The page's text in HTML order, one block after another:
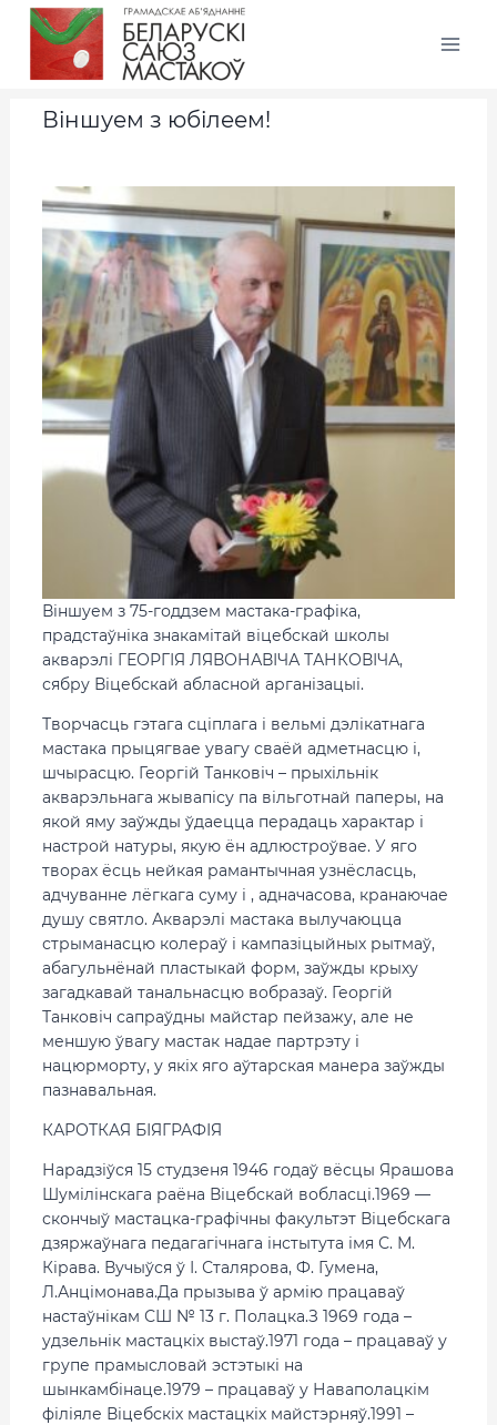
Віншуем з юбілеем!
Віншуем з 75-годдзем мастака-графіка,
прадстаўніка знакамітай віцебскай школы
акварэлі ГЕОРГІЯ ЛЯВОНАВІЧА ТАНКОВІЧА,
сябру Віцебскай абласной арганізацыі.
Творчасць гэтага сціплага і вельмі дэлікатнага
мастака прыцягвае увагу сваёй адметнасцю і,
шчырасцю. Георгій Танковіч – прыхільнік
акварэльнага жывапісу па вільготнай паперы, на
якой яму заўжды ўдаецца перадаць характар і
настрой натуры, якую ён адлюстроўвае. У яго
творах ёсць нейкая рамантычная узнёсласць,
адчуванне лёгкага суму і , адначасова, кранаючае
душу святло. Акварэлі мастака вылучаюцца
стрыманасцю колераў і кампазіцыйных рытмаў,
абагульнёнай пластыкай форм, заўжды крыху
загадкавай танальнасцю вобразаў. Георгій
Танковіч сапраўдны майстар пейзажу, але не
меншую ўвагу мастак надае партрэту і
нацюрморту, у якіх яго аўтарская манера заўжды
пазнавальная.
КАРОТКАЯ БІЯГРАФІЯ
Нарадзіўся 15 студзеня 1946 годаў вёсцы Ярашова
Шумілінскага раёна Віцебскай вобласці.1969 —
скончыў мастацка-графічны факультэт Віцебскага
дзяржаўнага педагагічнага інстытута імя С. М.
Кірава. Вучыўся ў І. Сталярова, Ф. Гумена,
Л.Анцімонава.Да прызыва ў армію працаваў
настаўнікам СШ № 13 г. Полацка.З 1969 года –
удзельнік мастацкіх выстаў.1971 года – працаваў у
групе прамысловай эстэтыкі на
шынкамбінаце.1979 – працаваў у Наваполацкім
філіяле Віцебскіх мастацкіх майстэрняў.1991 –